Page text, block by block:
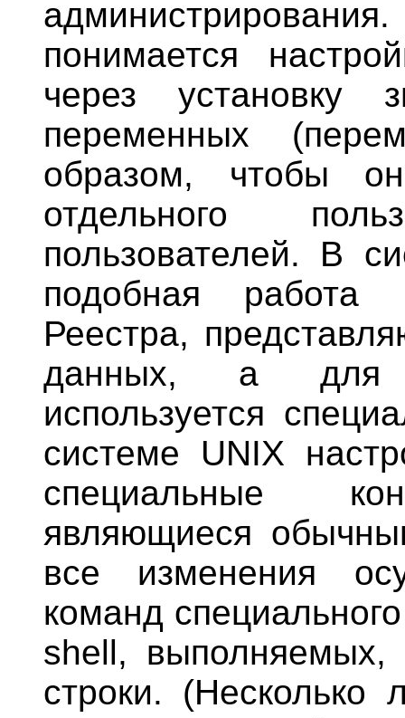
понимается
через установку
переменных
образом, чтобы
отдельного
пользователей. В
подобная
Реестра,
данных, а для
используется
системе UNIX
специальные
являющиеся
все изменения
команд
shell, выполняемых,
строки. (Несколько